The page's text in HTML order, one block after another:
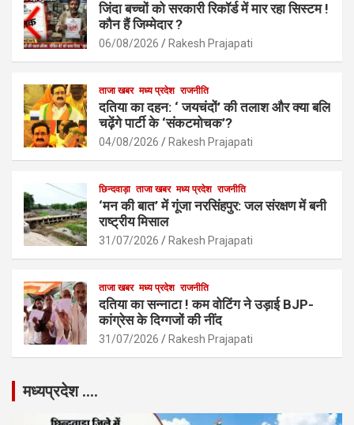
o
o
k
A
p
p
जिंदा बच्चों को सरकारी रिकॉर्ड में मार रहा सिस्टम !
कौन हैं जिम्मेदार ?
06/08/2026 Rakesh Prajapati
ताजा खबर मध्य प्रदेश राजनीति
दतिया का दहन: ‘ जयचंदों’ की तलाश और क्या बलि
चढ़ेंगे पार्टी के ‘संकटमोचक’?
04/08/2026 Rakesh Prajapati
छिन्दवाड़ा ताजा खबर मध्य प्रदेश राजनीति
‘मन की बात’ में गूंजा नरसिंहपुर: जल संरक्षण में बनी
राष्ट्रीय मिसाल
31/07/2026 Rakesh Prajapati
ताजा खबर मध्य प्रदेश राजनीति
दतिया का सन्नाटा ! कम वोटिंग ने उड़ाई BJP-
कांग्रेस के दिग्गजों की नींद
31/07/2026 Rakesh Prajapati
मध्यप्रदेश ….